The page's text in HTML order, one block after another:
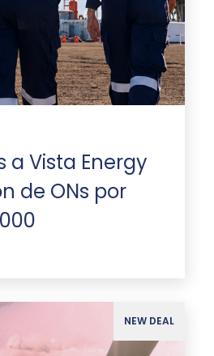
a Vista Energy
de ONs por
NEW DEAL